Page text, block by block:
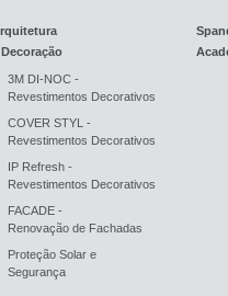
3M DI-NOC -
Revestimentos Decorativos
COVER STYL -
Revestimentos Decorativos
IP Refresh -
Revestimentos Decorativos
FACADE -
Renovação de Fachadas
Proteção Solar e
Segurança